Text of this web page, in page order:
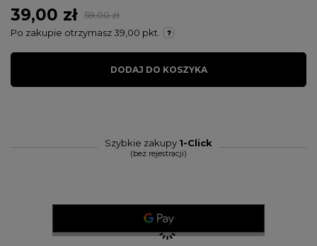
39,00 zł
59,00 zł
Po zakupie otrzymasz39,00 pkt.
DODAJ DO KOSZYKA
Szybkie zakupy 1-Click
(bez rejestracji)